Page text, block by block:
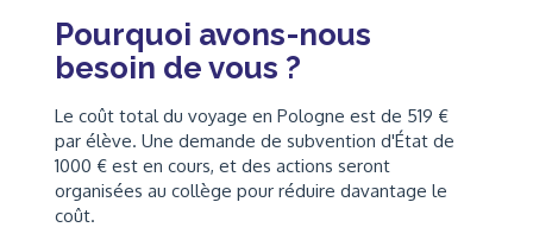
Pourquoi avons-nous
besoin de vous ?
Le coût total du voyage en Pologne est de 519 €
par élève. Une demande de subvention d'État de
1000 € est en cours, et des actions seront
organisées au collège pour réduire davantage le
coût.